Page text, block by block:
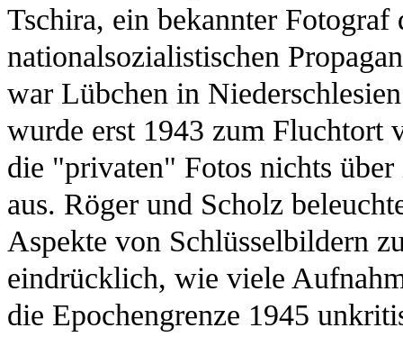
Tschira, ein bekannter Fotograf
nationalsozialistischen
war Lübchen in
wurde erst 1943 zum Fluchtort
die "privaten" Fotos nichts
aus. Röger und Scholz
Aspekte von Schlüsselbildern
eindrücklich, wie viele
die Epochengrenze 1945